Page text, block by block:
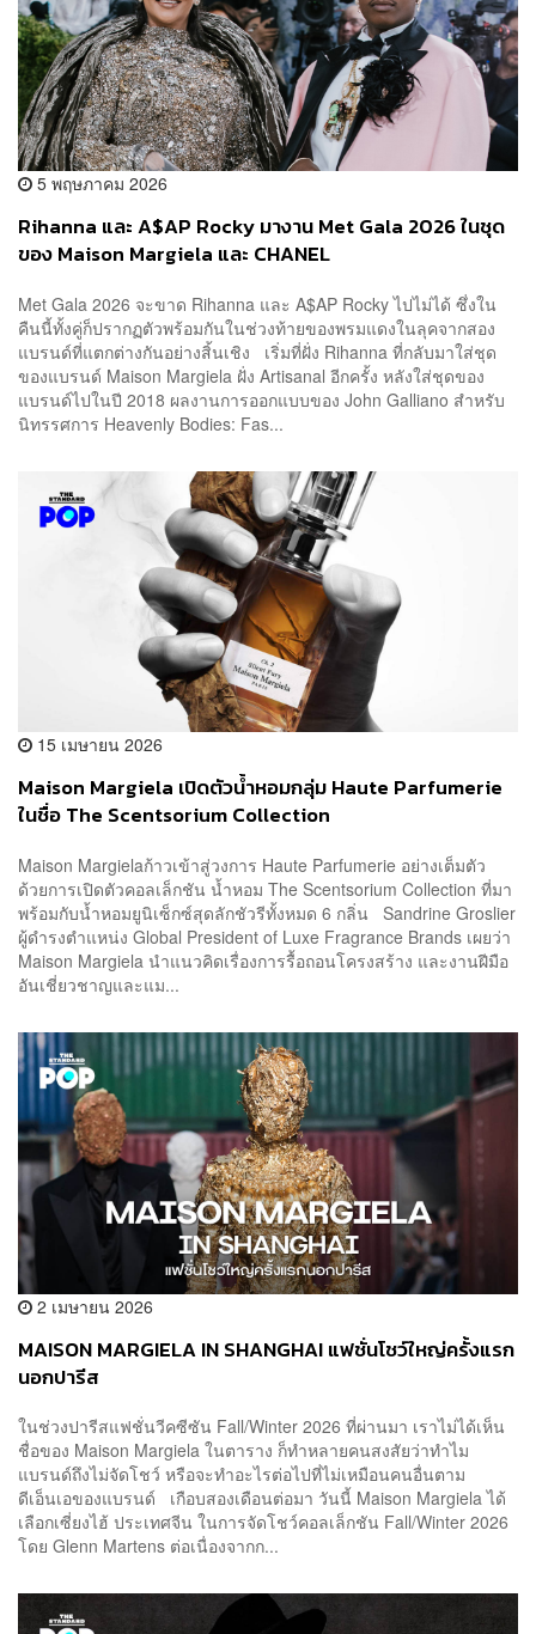
5 พฤษภาคม 2026
Rihanna และ A$AP Rocky มางาน Met Gala 2026 ในชุด
ของ Maison Margiela และ CHANEL
Met Gala 2026 จะขาด Rihanna และ A$AP Rocky ไปไม่ได้ ซึ่งใน
คืนนี้ทั้งคู่ก็ปรากฏตัวพร้อมกันในช่วงท้ายของพรมแดงในลุคจากสอง
แบรนด์ที่แตกต่างกันอย่างสิ้นเชิง เริ่มที่ฝั่ง Rihanna ที่กลับมาใส่ชุด
ของแบรนด์ Maison Margiela ฝั่ง Artisanal อีกครั้ง หลังใส่ชุดของ
แบรนด์ไปในปี 2018 ผลงานการออกแบบของ John Galliano สำหรับ
นิทรรศการ Heavenly Bodies: Fas...
15 เมษายน 2026
Maison Margiela เปิดตัวน้ำหอมกลุ่ม Haute Parfumerie
ในชื่อ The Scentsorium Collection
Maison Margielaก้าวเข้าสู่วงการ Haute Parfumerie อย่างเต็มตัว
ด้วยการเปิดตัวคอลเล็กชัน น้ำหอม The Scentsorium Collection ที่มา
พร้อมกับน้ำหอมยูนิเซ็กซ์สุดลักชัวรีทั้งหมด 6 กลิ่น Sandrine Groslier
ผู้ดำรงตำแหน่ง Global President of Luxe Fragrance Brands เผยว่า
Maison Margiela นำแนวคิดเรื่องการรื้อถอนโครงสร้าง และงานฝีมือ
อันเชี่ยวชาญและแม...
2 เมษายน 2026
MAISON MARGIELA IN SHANGHAI แฟชั่นโชว์ใหญ่ครั้งแรก
นอกปารีส
ในช่วงปารีสแฟชั่นวีคซีซัน Fall/Winter 2026 ที่ผ่านมา เราไม่ได้เห็น
ชื่อของ Maison Margiela ในตาราง ก็ทำหลายคนสงสัยว่าทำไม
แบรนด์ถึงไม่จัดโชว์ หรือจะทำอะไรต่อไปที่ไม่เหมือนคนอื่นตาม
ดีเอ็นเอของแบรนด์ เกือบสองเดือนต่อมา วันนี้ Maison Margiela ได้
เลือกเซี่ยงไฮ้ ประเทศจีน ในการจัดโชว์คอลเล็กชัน Fall/Winter 2026
โดย Glenn Martens ต่อเนื่องจากก...